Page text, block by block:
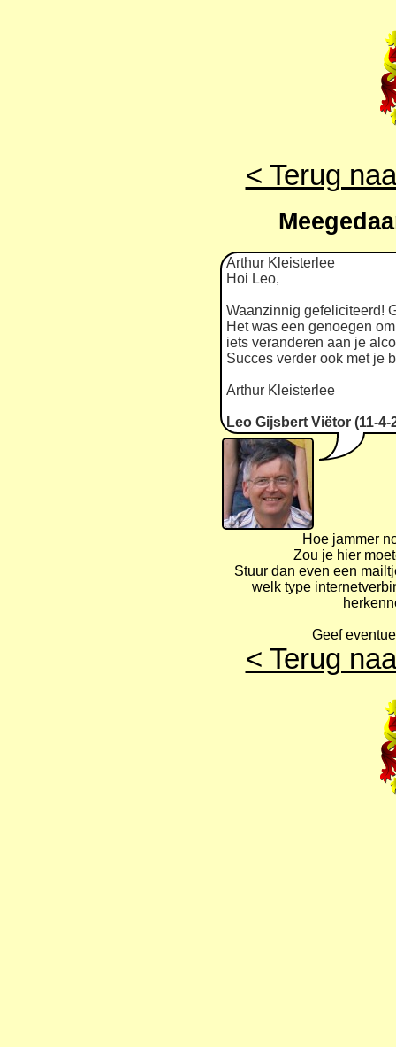
< Terug
Arthur Kleisterlee
Hoi Leo,
Waanzinnig gefeliciteerd!
Het was een genoegen
iets veranderen aan je
Succes verder ook met je
Arthur Kleisterlee
Leo Gijsbert Viëtor (11-4-
Hoe jammer
Zou je hier
Stuur dan even een
welk type
Geef
< Terug